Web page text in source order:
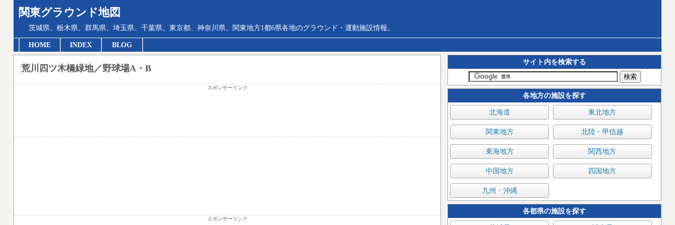
関東グラウンド地図
茨城県、栃木県、群馬県、埼玉県、千葉県、東京都、神奈川県、関東地方1都6県各地のグラウンド・運動施設情報。
HOME INDEX BLOG
サイト内を検索する
各地方の施設を探す
北海道 東北地方
関東地方 北陸・甲信越
東海地方 関西地方
中国地方 四国地方
九州・沖縄
各都県の施設を探す
荒川四ツ木橋緑地／野球場A・B
スポンサーリンク
スポンサーリンク